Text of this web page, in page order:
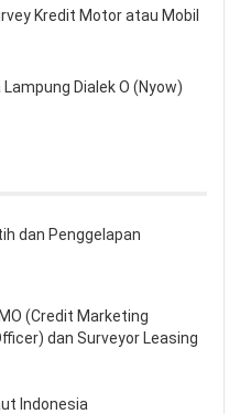
Kredit Motor atau Mobil
Dialek O (Nyow)
dan Penggelapan
(Credit Marketing
dan Surveyor Leasing
Indonesia